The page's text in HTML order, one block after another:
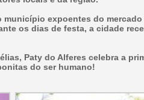
município expoentes do
os dias de festa, a cidade
Paty do Alferes celebra a
do ser humano!